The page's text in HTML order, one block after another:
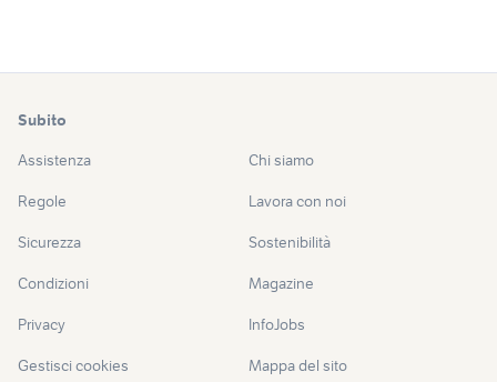
Subito
Assistenza
Regole
Sicurezza
Condizioni
Privacy
Gestisci cookies
Chi siamo
Lavora con noi
Sostenibilità
Magazine
InfoJobs
Mappa del sito